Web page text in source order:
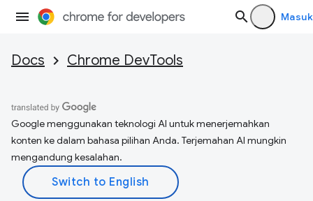
Masuk
Docs Chrome DevTools
Google menggunakan teknologi AI untuk menerjemahkan
konten ke dalam bahasa pilihan Anda. Terjemahan AI mungkin
mengandung kesalahan.